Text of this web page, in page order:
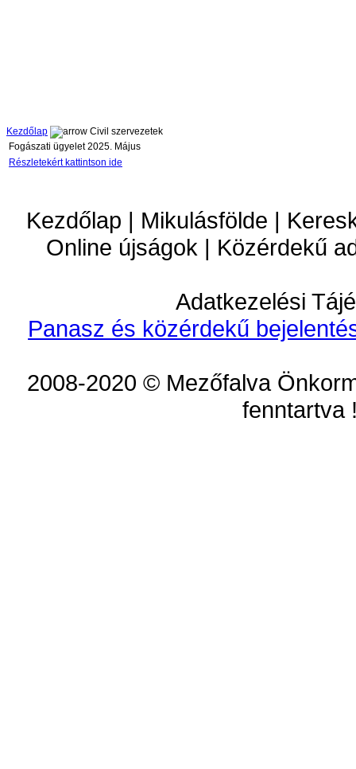
Kezdőlap
Civil szervezetek
Fogászati ügyelet 2025. Május
Részletekért kattintson ide
Kezdőlap | Mikulásfölde |
Online újságok | Közérdekű
Adatkezelési
Panasz és közérdekű
2008-2020 © Mezőfalva
fenntartva